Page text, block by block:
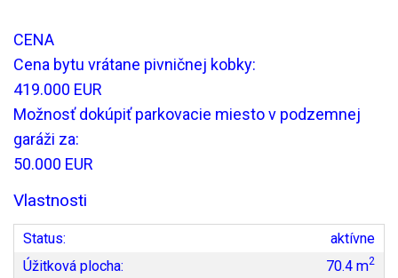
CENA
Cena bytu vrátane pivničnej kobky:
419.000 EUR
Možnosť dokúpiť parkovacie miesto v podzemnej
garáži za:
50.000 EUR
Vlastnosti
Status:
aktívne
Úžitková plocha:
70.4 m2